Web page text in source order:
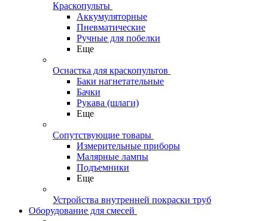
Краскопульты
Аккумуляторные
Пневматические
Ручные для побелки
Еще
Оснастка для краскопультов
Баки нагнетательные
Бачки
Рукава (шлаги)
Еще
Сопутствующие товары
Измерительные приборы
Малярные лампы
Подъемники
Еще
Устройства внутренней покраски труб
Оборудование для смесей